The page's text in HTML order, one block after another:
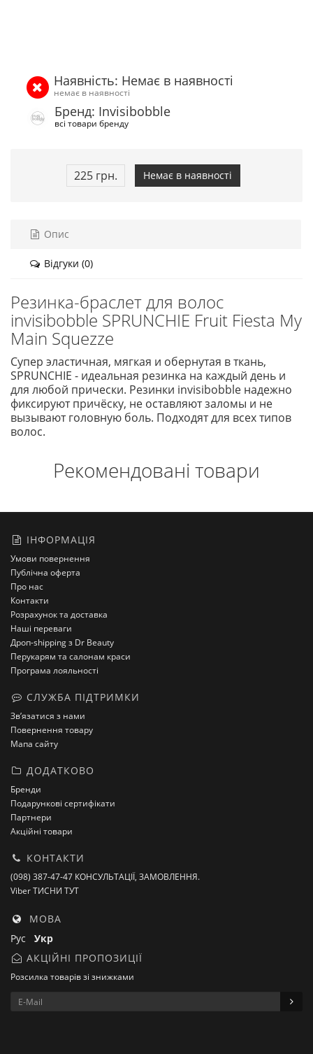
Наявність: Немає в наявності
немає в наявності
Бренд: Invisibobble
всі товари бренду
225 грн. Немає в наявності
Опис
Відгуки (0)
Резинка-браслет для волос
invisibobble SPRUNCHIE Fruit Fiesta My
Main Squezze
Супер эластичная, мягкая и обернутая в ткань,
SPRUNCHIE - идеальная резинка на каждый день и
для любой прически. Резинки invisibobble надежно
фиксируют причёску, не оставляют заломы и не
вызывают головную боль. Подходят для всех типов
волос.
Рекомендовані товари
ІНФОРМАЦІЯ
Умови повернення
Публічна оферта
Про нас
Контакти
Розрахунок та доставка
Наші переваги
Дроп-shipping з Dr Beauty
Перукарям та салонам краси
Програма лояльності
СЛУЖБА ПІДТРИМКИ
Зв’язатися з нами
Повернення товару
Мапа сайту
ДОДАТКОВО
Бренди
Подарункові сертифікати
Партнери
Акційні товари
КОНТАКТИ
(098) 387-47-47 КОНСУЛЬТАЦІЇ, ЗАМОВЛЕННЯ.
Viber ТИСНИ ТУТ
МОВА
Рус Укр
АКЦІЙНІ ПРОПОЗИЦІЇ
Розсилка товарів зі знижками